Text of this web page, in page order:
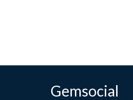
Gemsocial